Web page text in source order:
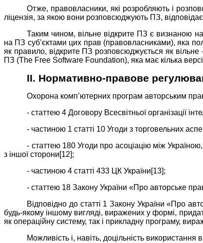
Отже, правовласники, які розробляють і
ліцензія, за якою вони розповсюджують ПЗ,
Таким чином, вільне відкрите ПЗ є визнаною
на ПЗ суб’єктами цих прав (правовласниками), яка
як правило, відкрите ПЗ розповсюджується як
ПЗ (The Free Software Foundation), яка має кілька
ІІ. Нормативно-правове
Охорона комп’ютерних програм авторським
- статтею 4 Договору Всесвітньої організації
- частиною 1 статті 10 Угоди з торговельних
- статтею 180 Угоди про асоціацію між
з іншої сторони[12];
- частиною 4 статті 433 ЦК України[13];
- статтею 18 Закону України «Про авторське
Відповідно до статті 1 Закону України «Про
будь-якому іншому вигляді, виражених у формі,
як операційну систему, так і прикладну програму,
Можливість і, навіть, доцільність